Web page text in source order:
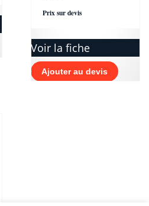
Prix sur devis
Voir la fiche
Ajouter au devis